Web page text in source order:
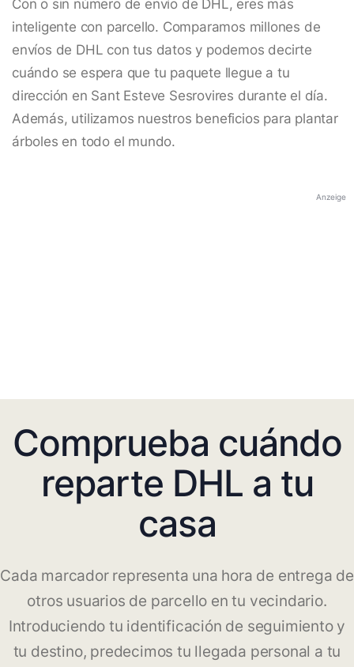
Con o sin número de envío de DHL, eres más
inteligente con parcello. Comparamos millones de
envíos de DHL con tus datos y podemos decirte
cuándo se espera que tu paquete llegue a tu
dirección en Sant Esteve Sesrovires durante el día.
Además, utilizamos nuestros beneficios para plantar
árboles en todo el mundo.
Anzeige
Comprueba cuándo
reparte DHL a tu
casa
Cada marcador representa una hora de entrega de
otros usuarios de parcello en tu vecindario.
Introduciendo tu identificación de seguimiento y
tu destino, predecimos tu llegada personal a tu